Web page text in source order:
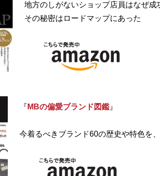
地方のしがないショップ店員はなぜ成
その秘密はロードマップにあった
『 MBの偏愛ブランド図鑑』
今着るべきブランド60の歴史や特色を